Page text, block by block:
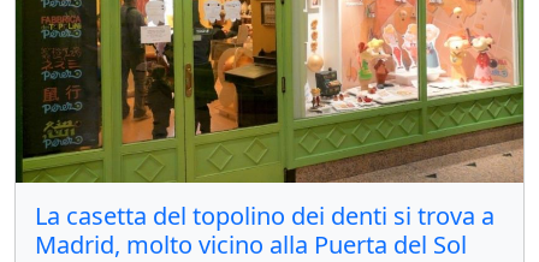
La casetta del topolino dei denti si trova a
Madrid, molto vicino alla Puerta del Sol